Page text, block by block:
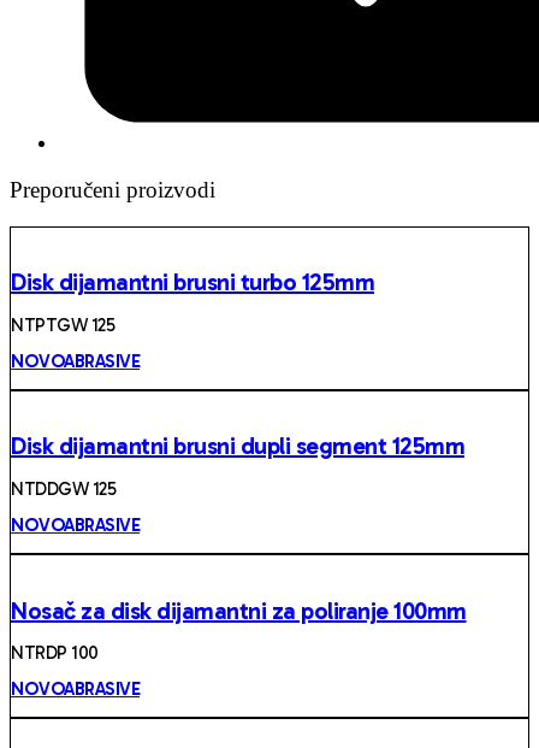
Preporučeni proizvodi
Disk dijamantni brusni turbo 125mm
NTPTGW 125
NOVOABRASIVE
Disk dijamantni brusni dupli segment 125mm
NTDDGW 125
NOVOABRASIVE
Nosač za disk dijamantni za poliranje 100mm
NTRDP 100
NOVOABRASIVE